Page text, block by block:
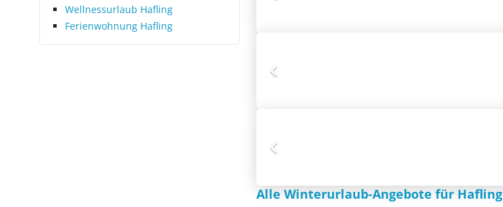
Wellnessurlaub Hafling
Ferienwohnung Hafling
Alle Winterurlaub-Angebote für Hafling